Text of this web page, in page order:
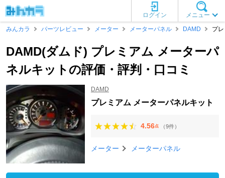
メニュー
ログイン
みんカラ
パーツレビュー メーター メーターパネル DAMD プ
DAMD(ダムド) プレミアム メーターパ
ネルキットの評価・評判・口コミ
DAMD
プレミアム メーターパネルキット
4.56点 （9件）
メーター メーターパネル